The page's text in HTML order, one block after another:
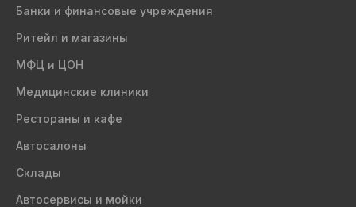
Банки и финансовые учреждения
Ритейл и магазины
МФЦ и ЦОН
Медицинские клиники
Рестораны и кафе
Автосалоны
Склады
Автосервисы и мойки